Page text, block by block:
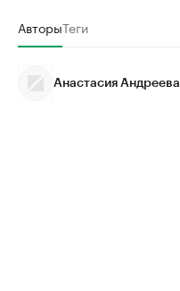
АвторыТеги
Анастасия Андреева